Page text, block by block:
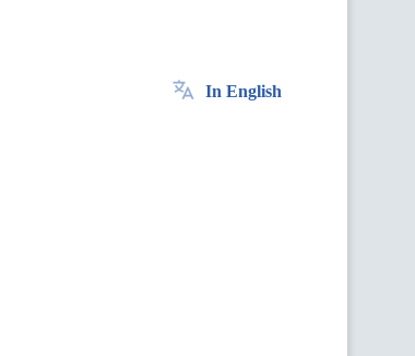
In English